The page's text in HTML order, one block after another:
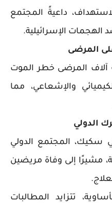
داعيةً المجتمع
الهجمات الإسرائيلية.
على المرضى
آلاف المرضى خطر الموت
والإشعاعي، مما
الدولي
سكيك، المجتمع الدولي
مشيرًا إلى وفاة مريضين
تتزايد المطالبات